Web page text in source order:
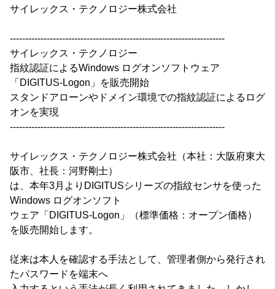
サイレックス・テクノロジー株式会社
----------------------------------------------------------------------
サイレックス・テクノロジー
指紋認証によるWindows ログオンソフトウェア
「DIGITUS-Logon」を販売開始
スタンドアローンやドメイン環境での指紋認証によるログ
オンを実現
----------------------------------------------------------------------
サイレックス・テクノロジー株式会社（本社：大阪府東大
阪市、社長：河野剛士）
は、本年3月よりDIGITUSシリーズの指紋センサを使った
Windows ログオンソフト
ウェア「DIGITUS-Logon」（標準価格：オープン価格）
を販売開始します。
従来は本人を確認する手法として、管理者側から発行され
たパスワードを端末へ